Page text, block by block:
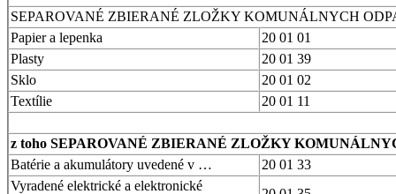
SEPAROVANÉ ZBIERANÉ ZLOŽKY KOMUNÁLNYCH
Papier a lepenka
20 01 01
Plasty
20 01 39
Sklo
20 01 02
Textílie
20 01 11
z toho SEPAROVANÉ ZBIERANÉ ZLOŽKY
Batérie a akumulátory uvedené v …
20 01 33
Vyradené elektrické a elektronické